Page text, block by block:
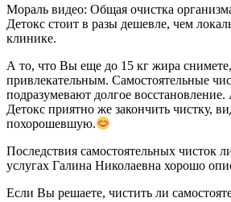
Мораль видео: Общая очистка
Детокс стоит в разы дешевле, чем
клинике.
А то, что Вы еще до 15 кг жира снимете,
привлекательным. Самостоятельные
подразумевают долгое
Детокс приятно же закончить чистку,
похорошевшую.
Последствия самостоятельных чисток
услугах Галина Николаевна хорошо
Если Вы решаете, чистить ли